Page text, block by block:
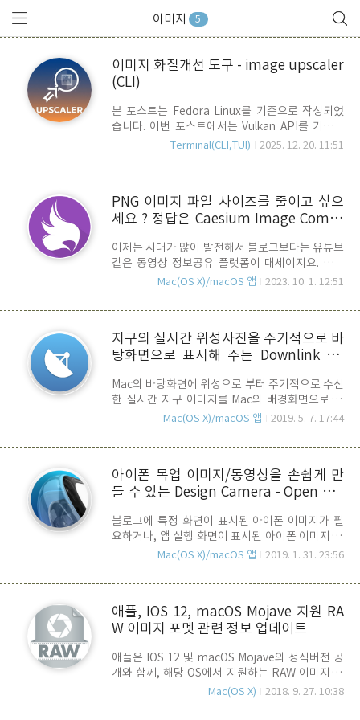
이미지 5
이미지 화질개선 도구 - image upscaler
(CLI)
본 포스트는 Fedora Linux를 기준으로 작성되었
습니다. 이번 포스트에서는 Vulkan API를 기반으
로 local 환경에서 AI model을 사용하여 Image의
Upscaing 도구인 waifu2x ncnn Vulkan과 Real-
Vulkan">Waifu2x ncnn Vulkanwaifu2x ncnn
Vulkan 은 이름에서 알 수 있듯이 Vulkan API 기반
의 텐센트(Tencent)에서 개발한 모비일 및 임베디
드 기기에 최적화된 고성능 신경망 추론 프레임워
크로, nihui convolution neural network의 약자
Terminal(CLI,TUI) 2025. 12. 20. 11:51
PNG 이미지 파일 사이즈를 줄이고 싶으
세요 ? 정답은 Caesium Image Compr
이제는 시대가 많이 발전해서 블로그보다는 유튜브
같은 동영상 정보공유 플랫폼이 대세이지요. 과거
블로그 전성기 때에는 게시글에 올라가는 이미지의
아무래도 로딩 속도에 지대한 영향을 미치기 때문
JPG 파일을 사용하지만, PNG 파일을 선호 하시는
분들도 많습니다. 과거에는 ImageOptim 나
습니다. 압축률이 좋아서 꽤나 파일 크기를 줄일 수
있었죠. 문제는 압축 속도가 느리다는 것이 흠이라
면 흠이랄까.. 오늘 소개해 드리는 Caesium
지원하는 Image Compressor 앱으로 최신앱 답..
Mac(OS X)/macOS 앱 2023. 10. 1. 12:51
지구의 실시간 위성사진을 주기적으로 바
탕화면으로 표시해 주는 Downlink (무
Mac의 바탕화면에 위성으로 부터 주기적으로 수신
한 실시간 지구 이미지를 Mac의 배경화면으로 표
시해주는 Downlink 앱이 Mac App Store에 릴리
이 Menu Bar에 위성 안테나 모양의 아이콘이 표시
지구 이미지가 표시 됩니다. 원하는 이미지를 선택
하면 실시간으로 이미지를 다운로드 한 후, 곧바로
콘을 누르면, 위의 스샷과 같이 업데이트 주기를 20
분 혹은 1시간 단위로 변경할 수 있는 옵션을 변경
할 수 있습니다. 해상도는 iMac 5K에서 사용해도
된 위성사진들은 기상위성인 GOES(Geostat..
Mac(OS X)/macOS 앱 2019. 5. 7. 17:44
아이폰 목업 이미지/동영상을 손쉽게 만
들 수 있는 Design Camera - Open Bet
블로그에 특정 화면이 표시된 아이폰 이미지가 필
요하거나, 앱 실행 화면이 표시된 아이폰 이미지 혹
은 동영상이 필요로 할 경우가 있습니다. 이런 이미
려면, 전문적인 도구와 테크닉도 필요해서 초보자
소개해 드릴 Design Camera 앱을 사용하면 정말
손 쉽게 만들 수 있습니다. 다운로드 링크 Design
Just 님이 개발한 3D 목업 저적 도구로 이미지를
Drag & Drop하거나 아이폰을 Mac과 연결하여 매
우 쉽게 아이폰 목업 이미지 혹은 영상을 만들 수 있
Mac(OS X)/macOS 앱 2019. 1. 31. 23:56
애플, IOS 12, macOS Mojave 지원 RA
W 이미지 포멧 관련 정보 업데이트
애플은 IOS 12 및 macOS Mojave의 정식버전 공
개와 함께, 해당 OS에서 지원하는 RAW 이미지 포
멧의 업데이트 목록을 공지하고 있습니다. RAW 포
Mac(OS X) 2018. 9. 27. 10:38